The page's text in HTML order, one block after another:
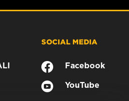
SOCIAL MEDIA
Facebook
YouTube